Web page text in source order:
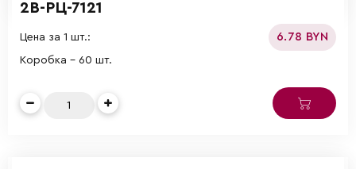
2В-РЦ-7121
Цена за 1 шт.: 6.78 BYN
Коробка - 60 шт.